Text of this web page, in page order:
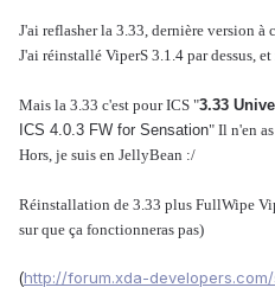
J'ai reflasher la 3.33, dernière version à
J'ai réinstallé ViperS 3.1.4 par dessus,
Mais la 3.33 c'est pour ICS "3.33
ICS 4.0.3 FW for Sensation" Il n'en
Hors, je suis en JellyBean :/
Réinstallation de 3.33 plus FullWipe
sur que ça fonctionneras pas)
(http://forum.xda-